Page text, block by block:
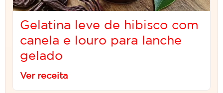
Gelatina leve de hibisco com
canela e louro para lanche
gelado
Ver receita